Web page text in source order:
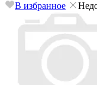
В избранное